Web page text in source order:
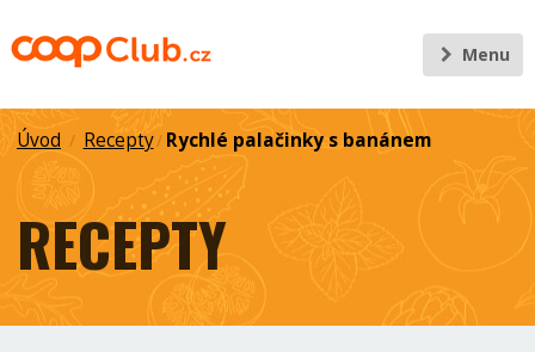
Menu
Úvod / Recepty/ Rychlé palačinky s banánem
RECEPTY